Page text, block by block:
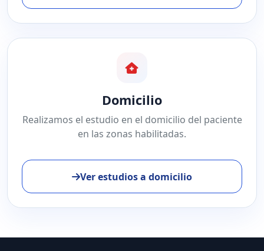
Domicilio
Realizamos el estudio en el domicilio del paciente
en las zonas habilitadas.
Ver estudios a domicilio